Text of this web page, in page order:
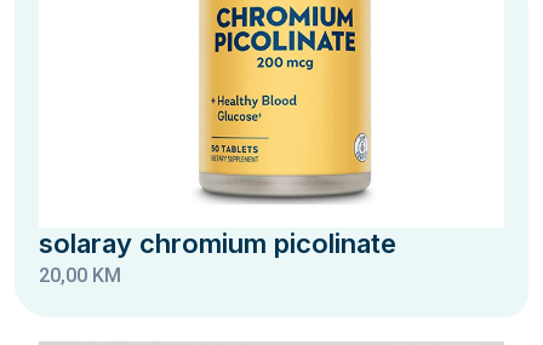
solaray chromium picolinate
20,00 KM